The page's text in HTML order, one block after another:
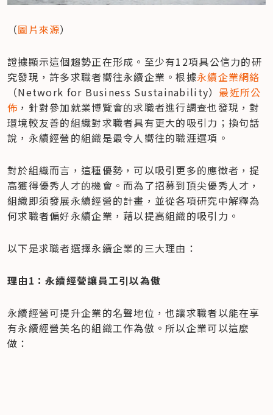
（圖片來源）
證據顯示這個趨勢正在形成。至少有12項具公信力的研
究發現，許多求職者嚮往永續企業。根據永續企業網絡
（Network for Business Sustainability） 最近所公
佈 ，針對參加就業博覽會的求職者進行調查也發現，對
環境較友善的組織對求職者具有更大的吸引力；換句話
說，永續經營的組織是最令人嚮往的職涯選項。
對於組織而言，這種優勢，可以吸引更多的應徵者，提
高獲得優秀人才的機會。而為了招募到頂尖優秀人才，
組織即須發展永續經營的計畫，並從各項研究中解釋為
何求職者偏好永續企業，藉以提高組織的吸引力。
以下是求職者選擇永續企業的三大理由：
理由1：永續經營讓員工引以為傲
永續經營可提升企業的名聲地位，也讓求職者以能在享
有永續經營美名的組織工作為傲。所以企業可以這麼
做：